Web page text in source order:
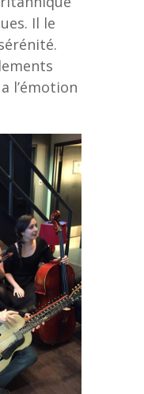
Il le
l’émotion